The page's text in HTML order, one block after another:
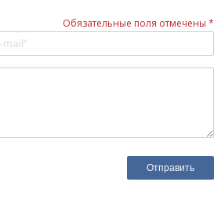
Обязательные поля отмечены *